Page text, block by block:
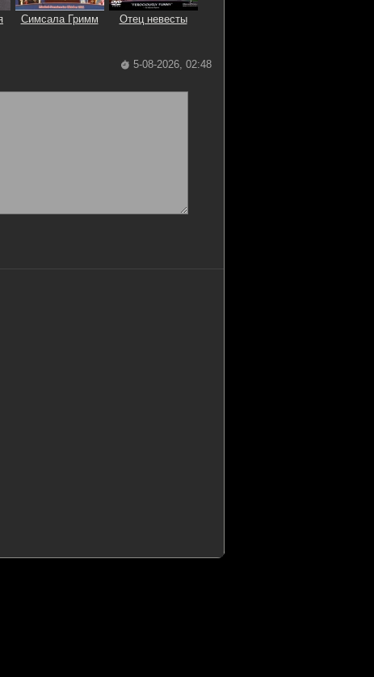
Симсала Гримм Отец невесты
5-08-2026, 02:48